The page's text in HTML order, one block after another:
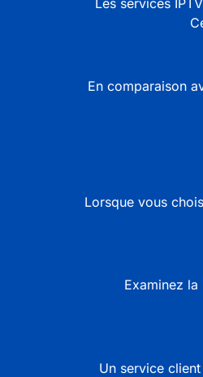
En comparaison
Lorsque vous
Examinez
Un service